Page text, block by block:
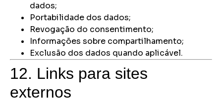
dados;
Portabilidade dos dados;
Revogação do consentimento;
Informações sobre compartilhamento;
Exclusão dos dados quando aplicável.
12. Links para sites
externos